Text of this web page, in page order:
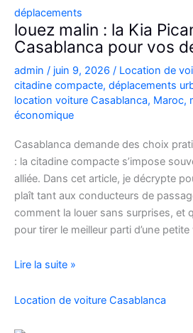
à
Casablanca
louez malin : la Kia
Casablanca pour vos
admin / juin 9, 2026 / Location de
citadine compacte, déplacements
location voiture Casablanca, Maroc,
économique
Casablanca demande des choix
: la citadine compacte s’impose
alliée. Dans cet article, je décrypte
plaît tant aux conducteurs de
comment la louer sans surprises, et
pour tirer le meilleur parti d’une
louez
:
Lire la suite »
Location de voiture Casablanca